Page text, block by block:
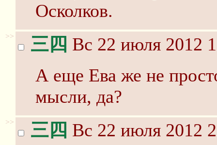
Осколков.
>> 三四 Вс 22 июля 2012
А еще Ева же не
мысли, да?
>> 三四 Вс 22 июля 2012